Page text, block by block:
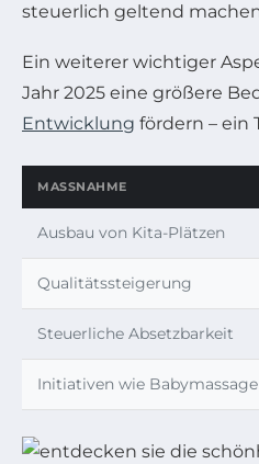
steuerlich geltend
Ein weiterer wichtiger
Jahr 2025 eine größere
Entwicklung fördern – ein
MASSNAHME
Ausbau von Kita-Plätzen
Qualitätssteigerung
Steuerliche Absetzbarkeit
Initiativen wie Babymassage